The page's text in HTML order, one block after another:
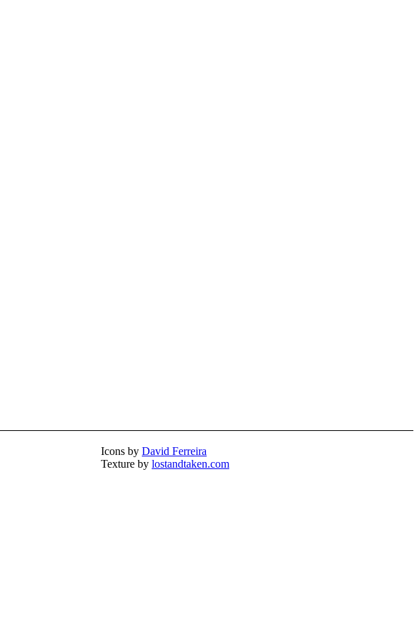
Icons by David Ferreira
Texture by lostandtaken.com